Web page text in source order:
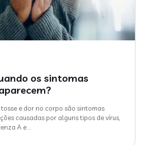
os sintomas
tosse e dor no corpo são sintomas
causadas por alguns tipos de vírus,
A e…